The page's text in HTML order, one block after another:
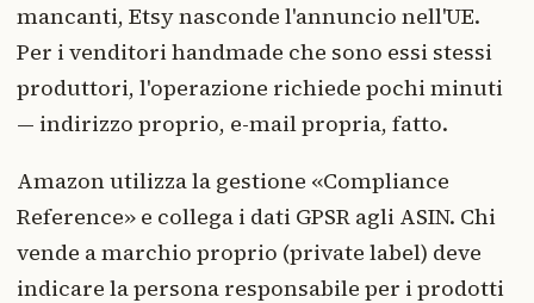
mancanti, Etsy nasconde l'annuncio nell'UE.
Per i venditori handmade che sono essi stessi
produttori, l'operazione richiede pochi minuti
— indirizzo proprio, e-mail propria, fatto.
Amazon utilizza la gestione «Compliance
Reference» e collega i dati GPSR agli ASIN. Chi
vende a marchio proprio (private label) deve
indicare la persona responsabile per i prodotti